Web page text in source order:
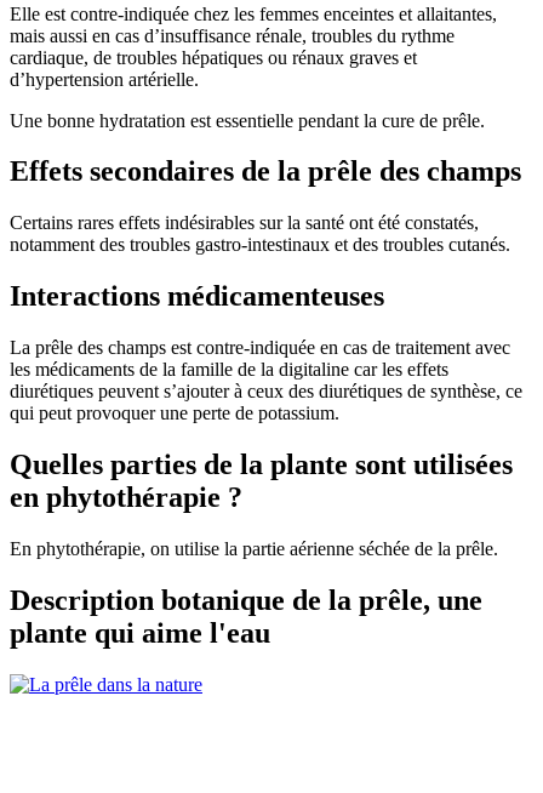
Elle est contre-indiquée chez les femmes enceintes et allaitantes,
mais aussi en cas d’insuffisance rénale, troubles du rythme
cardiaque, de troubles hépatiques ou rénaux graves et
d’hypertension artérielle.
Une bonne hydratation est essentielle pendant la cure de prêle.
Effets secondaires de la prêle des champs
Certains rares effets indésirables sur la santé ont été constatés,
notamment des troubles gastro-intestinaux et des troubles cutanés.
Interactions médicamenteuses
La prêle des champs est contre-indiquée en cas de traitement avec
les médicaments de la famille de la digitaline car les effets
diurétiques peuvent s’ajouter à ceux des diurétiques de synthèse, ce
qui peut provoquer une perte de potassium.
Quelles parties de la plante sont utilisées
en phytothérapie ?
En phytothérapie, on utilise la partie aérienne séchée de la prêle.
Description botanique de la prêle, une
plante qui aime l'eau